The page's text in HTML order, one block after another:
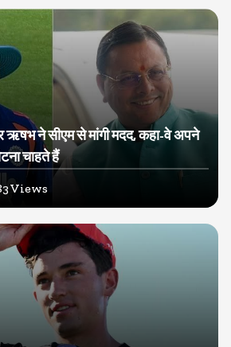
ऋषभ ने सीएम से मांगी मदद, कहा-वे अपने
चाहते हैं
Views